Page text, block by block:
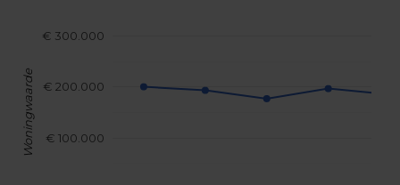
€ 100.000
€ 200.000
€ 300.000
Woningwaarde